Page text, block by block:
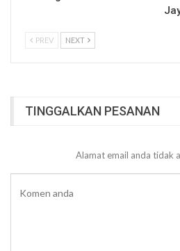
PREV NEXT
TINGGALKAN PESANAN
Alamat email anda tidak